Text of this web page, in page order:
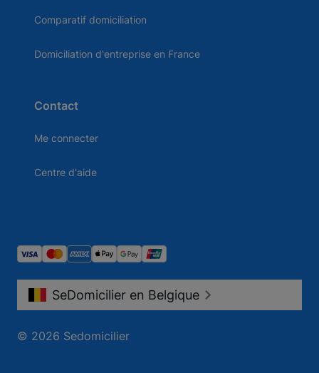
Comparatif domiciliation
Domiciliation d'entreprise en France
Contact
Me connecter
Centre d'aide
© 2026 Sedomicilier
SeDomicilier en Belgique